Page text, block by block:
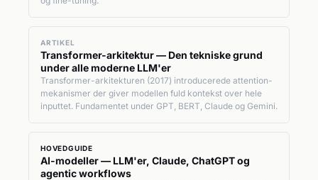
ARTIKEL
Transformer-arkitektur — Den tekniske grund
under alle moderne LLM'er
Transformer-arkitekturen (2017) introducerede attention-
mekanismer der giver modellen fuld kontekst over hele
inputtet. Fundamentet under GPT, BERT, Claude og Gemini.
HOVEDGUIDE
AI-modeller — LLM'er, Claude, ChatGPT og
agentic workflows